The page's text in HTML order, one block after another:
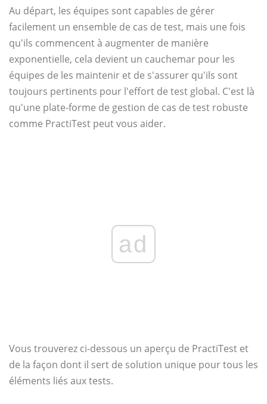
Au départ, les équipes sont capables de gérer
facilement un ensemble de cas de test, mais une fois
qu'ils commencent à augmenter de manière
exponentielle, cela devient un cauchemar pour les
équipes de les maintenir et de s'assurer qu'ils sont
toujours pertinents pour l'effort de test global. C'est là
qu'une plate-forme de gestion de cas de test robuste
comme PractiTest peut vous aider.
ad
Vous trouverez ci-dessous un aperçu de PractiTest et
de la façon dont il sert de solution unique pour tous les
éléments liés aux tests.